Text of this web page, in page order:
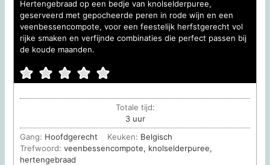
Hertengebraad op een bedje van knolselderpuree,
geserveerd met gepocheerde peren in rode wijn en een
veenbessencompote, voor een feestelijk herfstgerecht vol
rijke smaken en verfijnde combinaties die perfect passen bij
de koude maanden.
Totale tijd:
3uur
uur
Gang: Hoofdgerecht Keuken: Belgisch
Trefwoord:veenbessencompote, knolselderpuree,
hertengebraad